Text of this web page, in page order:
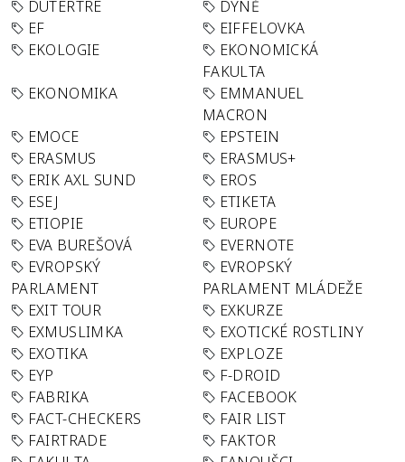
DUTERTRE
DÝNĚ
EF
EIFFELOVKA
EKOLOGIE
EKONOMICKÁ
FAKULTA
EKONOMIKA
EMMANUEL
MACRON
EMOCE
EPSTEIN
ERASMUS
ERASMUS+
ERIK AXL SUND
EROS
ESEJ
ETIKETA
ETIOPIE
EUROPE
EVA BUREŠOVÁ
EVERNOTE
EVROPSKÝ
PARLAMENT
EVROPSKÝ
PARLAMENT MLÁDEŽE
EXIT TOUR
EXKURZE
EXMUSLIMKA
EXOTICKÉ ROSTLINY
EXOTIKA
EXPLOZE
EYP
F-DROID
FABRIKA
FACEBOOK
FACT-CHECKERS
FAIR LIST
FAIRTRADE
FAKTOR